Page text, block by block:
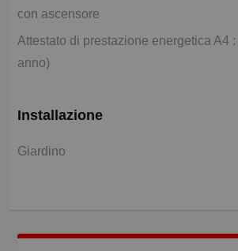
con ascensore
Attestato di prestazione energetica A4
anno)
Installazione
Giardino